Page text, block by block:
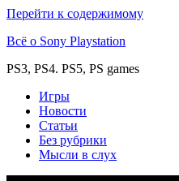
Перейти к содержимому
Всё о Sony Playstation
PS3, PS4. PS5, PS games
Игры
Новости
Статьи
Без рубрики
Мысли в слух